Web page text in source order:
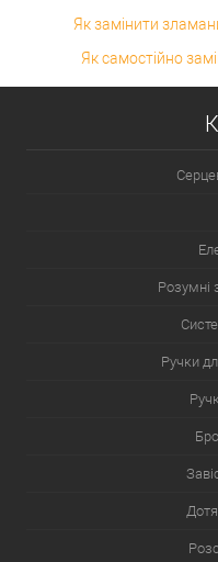
Як замінити
Як самостійно
Розумні
Ручки